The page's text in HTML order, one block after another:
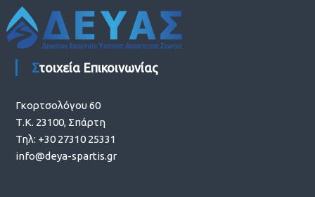
Στοιχεία Επικοινωνίας
Γκορτσολόγου 60
Τ.Κ. 23100, Σπάρτη
Τηλ: +30 27310 25331
info@deya-spartis.gr